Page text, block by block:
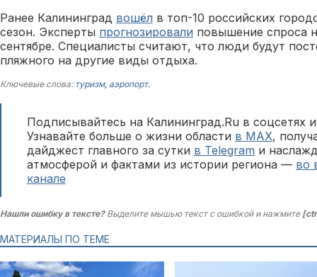
Ранее Калининград вошёл в топ-10 российских
сезон. Эксперты прогнозировали повышение спроса
сентябре. Специалисты считают, что люди будут
пляжного на другие виды отдыха.
Ключевые слова: туризм, аэропорт.
Подписывайтесь на Калининград.Ru в соцсетях
Узнавайте больше о жизни области в MAX,
дайджест главного за сутки в Telegram и
атмосферой и фактами из истории региона — во
канале
Нашли ошибку в тексте?Выделите мышью текст с ошибкой и нажмите
МАТЕРИАЛЫ ПО ТЕМЕ